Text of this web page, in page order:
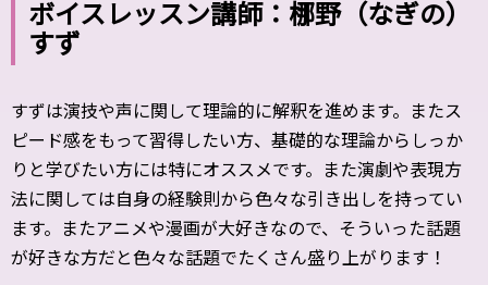
ボイスレッスン講師：梛野（なぎの）
すず
すずは演技や声に関して理論的に解釈を進めます。またス
ピード感をもって習得したい方、基礎的な理論からしっか
りと学びたい方には特にオススメです。また演劇や表現方
法に関しては自身の経験則から色々な引き出しを持ってい
ます。またアニメや漫画が大好きなので、そういった話題
が好きな方だと色々な話題でたくさん盛り上がります！